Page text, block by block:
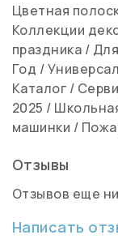
Цветная
Коллекции
праздника /
Год /
Каталог /
2025 /
машинки /
Отзывы
Отзывов еще
Написать